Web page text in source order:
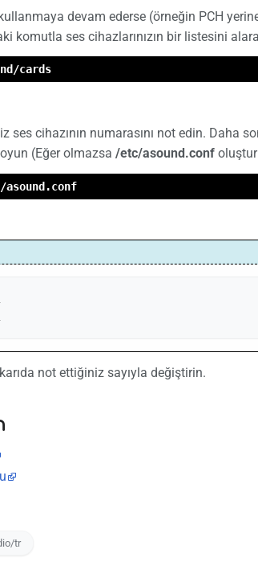
devam ederse (örneğin PCH
komutla ses cihazlarınızın bir listesini
cards
ses cihazının numarasını not edin. Daha
(Eğer olmazsa /etc/asound.conf
not ettiğiniz sayıyla değiştirin.
tr